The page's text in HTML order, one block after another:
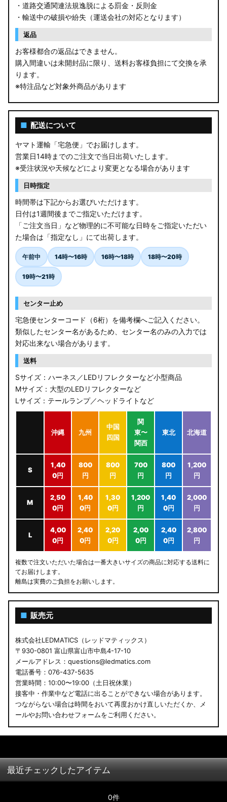
VN5 VNH レヴォーグ / レイバック
ZD8 BRZ
ZC6 BRZ
URJ201 LX570
AGL10W RX450h
USF/UVF4# LS600h
JF5/6 N-BOX カスタム
MK94S/MK54S スペーシア / カスタム
ZCEDS/ZDEDS/ZCDDS/ZDDDS スイフト
AZSH36W/AZSH37W クラウンスポーツ
LA400K コペン
汎用LEDバルブ
アウトレット
JB64W/JB74W/JC74W ジムニー/シエラ/ノマド
・道路交通関連法規逸脱による罰金・反則金
・輸送中の破損や紛失（運送会社の対応となります）
返品
お客様都合の返品はできません。
購入間違いは未開封品に限り、送料お客様負担にて交換を承
ります。
※特注品など対象外商品があります
■ 配送について
ヤマト運輸「宅急便」でお届けします。
営業日14時までのご注文で当日出荷いたします。
※受注状況や天候などにより変更となる場合があります
日時指定
時間帯は下記からお選びいただけます。
日付は1週間後までご指定いただけます。
「ご注文当日」など物理的に不可能な日時をご指定いただい
た場合は「指定なし」にて出荷します。
午前中 14時〜16時 16時〜18時 18時〜20時
19時〜21時
センター止め
宅急便センターコード（6桁）を備考欄へご記入ください。
類似したセンター名があるため、センター名のみの入力では
対応出来ない場合があります。
送料
Sサイズ：ハーネス／LEDリフレクターなど小型商品
Mサイズ：大型のLEDリフレクターなど
Lサイズ：テールランプ／ヘッドライトなど
沖縄 九州
中国
四国
関
東〜
関西
東北 北海道
S
1,40
0円
800
円
800
円
700
円
800
円
1,200
円
M
2,50
0円
1,40
0円
1,30
0円
1,200
円
1,40
0円
2,000
円
L
4,00
0円
2,40
0円
2,20
0円
2,00
0円
2,40
0円
2,800
円
複数で注文いただいた場合は一番大きいサイズの商品に対応する送料に
てお届けします。
離島は実費のご負担をお願いします。
■ 販売元
株式会社LEDMATICS（レッドマティックス）
〒930-0801 富山県富山市中島4-17-10
メールアドレス：questions@ledmatics.com
電話番号：076-437-5635
営業時間：10:00〜19:00（土日祝休業）
接客中・作業中など電話に出ることができない場合があります。
つながらない場合は時間をおいて再度おかけ直しいただくか、メ
ールやお問い合わせフォームをご利用ください。
最近チェックしたアイテム
0件